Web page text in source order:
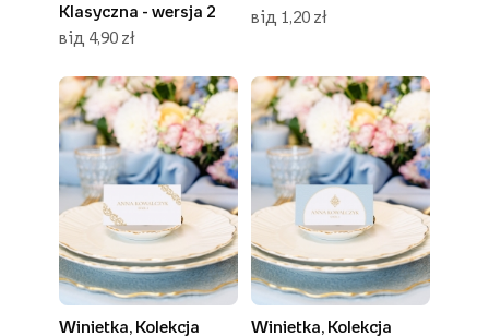
Klasyczna - wersja 2
від 4,90 zł
від 1,20 zł
Winietka, Kolekcja
Winietka, Kolekcja